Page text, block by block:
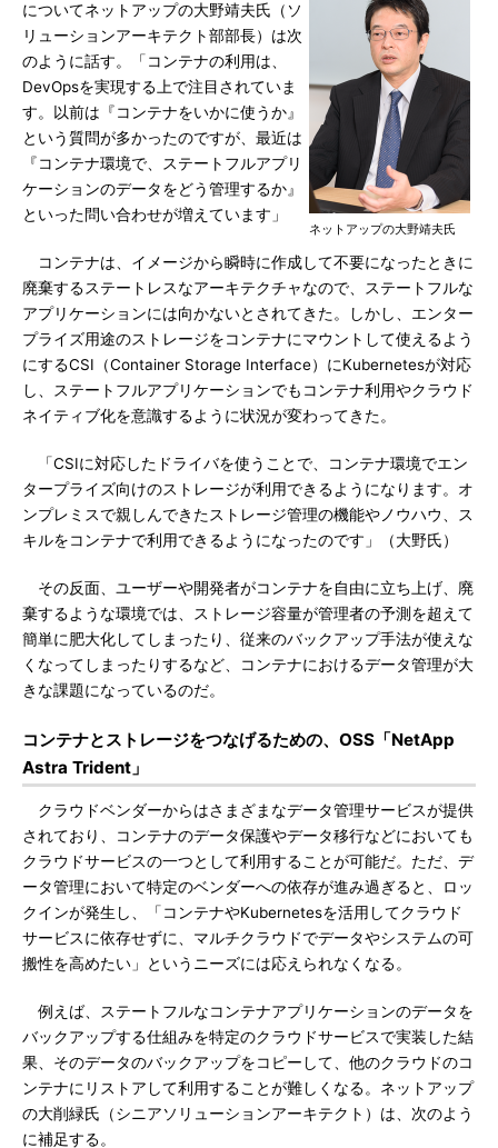
ネットアップの大野靖夫氏
についてネットアップの大野靖夫氏（ソ
リューションアーキテクト部部長）は次
のように話す。「コンテナの利用は、
DevOpsを実現する上で注目されていま
す。以前は『コンテナをいかに使うか』
という質問が多かったのですが、最近は
『コンテナ環境で、ステートフルアプリ
ケーションのデータをどう管理するか』
といった問い合わせが増えています」
コンテナは、イメージから瞬時に作成して不要になったときに
廃棄するステートレスなアーキテクチャなので、ステートフルな
アプリケーションには向かないとされてきた。しかし、エンター
プライズ用途のストレージをコンテナにマウントして使えるよう
にするCSI（Container Storage Interface）にKubernetesが対応
し、ステートフルアプリケーションでもコンテナ利用やクラウド
ネイティブ化を意識するように状況が変わってきた。
「CSIに対応したドライバを使うことで、コンテナ環境でエン
タープライズ向けのストレージが利用できるようになります。オ
ンプレミスで親しんできたストレージ管理の機能やノウハウ、ス
キルをコンテナで利用できるようになったのです」（大野氏）
その反面、ユーザーや開発者がコンテナを自由に立ち上げ、廃
棄するような環境では、ストレージ容量が管理者の予測を超えて
簡単に肥大化してしまったり、従来のバックアップ手法が使えな
くなってしまったりするなど、コンテナにおけるデータ管理が大
きな課題になっているのだ。
コンテナとストレージをつなげるための、OSS「NetApp
Astra Trident」
クラウドベンダーからはさまざまなデータ管理サービスが提供
されており、コンテナのデータ保護やデータ移行などにおいても
クラウドサービスの一つとして利用することが可能だ。ただ、デ
ータ管理において特定のベンダーへの依存が進み過ぎると、ロッ
クインが発生し、「コンテナやKubernetesを活用してクラウド
サービスに依存せずに、マルチクラウドでデータやシステムの可
搬性を高めたい」というニーズには応えられなくなる。
例えば、ステートフルなコンテナアプリケーションのデータを
バックアップする仕組みを特定のクラウドサービスで実装した結
果、そのデータのバックアップをコピーして、他のクラウドのコ
ンテナにリストアして利用することが難しくなる。ネットアップ
の大削緑氏（シニアソリューションアーキテクト）は、次のよう
に補足する。